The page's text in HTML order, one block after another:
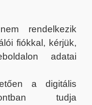
rendelkezik
fiókkal, kérjük,
adatai
a digitális
tudja